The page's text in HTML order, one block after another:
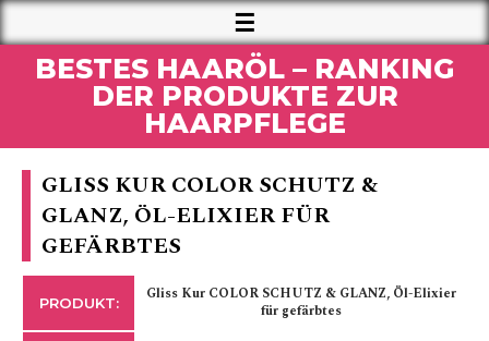
BESTES HAARÖL – RANKING
DER PRODUKTE ZUR
HAARPFLEGE
GLISS KUR COLOR SCHUTZ &
GLANZ, ÖL-ELIXIER FÜR
GEFÄRBTES
PRODUKT:
Gliss Kur COLOR SCHUTZ & GLANZ, Öl-Elixier
für gefärbtes